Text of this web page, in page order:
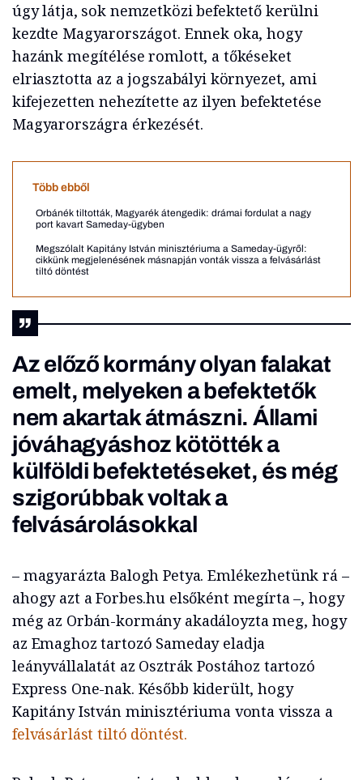
úgy látja, sok nemzetközi befektető kerülni
kezdte Magyarországot. Ennek oka, hogy
hazánk megítélése romlott, a tőkéseket
elriasztotta az a jogszabályi környezet, ami
kifejezetten nehezítette az ilyen befektetése
Magyarországra érkezését.
Több ebből
Orbánék tiltották, Magyarék átengedik: drámai fordulat a nagy
port kavart Sameday-ügyben
Megszólalt Kapitány István minisztériuma a Sameday-ügyről:
cikkünk megjelenésének másnapján vonták vissza a felvásárlást
tiltó döntést
Az előző kormány olyan falakat
emelt, melyeken a befektetők
nem akartak átmászni. Állami
jóváhagyáshoz kötötték a
külföldi befektetéseket, és még
szigorúbbak voltak a
felvásárolásokkal
– magyarázta Balogh Petya. Emlékezhetünk rá –
ahogy azt a Forbes.hu elsőként megírta –, hogy
még az Orbán-kormány akadáloyzta meg, hogy
az Emaghoz tartozó Sameday eladja
leányvállalatát az Osztrák Postához tartozó
Express One-nak. Később kiderült, hogy
Kapitány István minisztériuma vonta vissza a
felvásárlást tiltó döntést.